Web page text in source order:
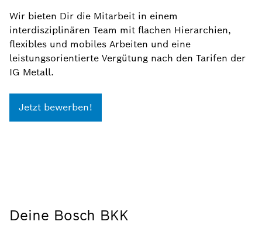
Wir bieten Dir die Mitarbeit in einem
interdisziplinären Team mit flachen Hierarchien,
flexibles und mobiles Arbeiten und eine
leistungsorientierte Vergütung nach den Tarifen der
IG Metall.
Jetzt bewerben!
Deine Bosch BKK